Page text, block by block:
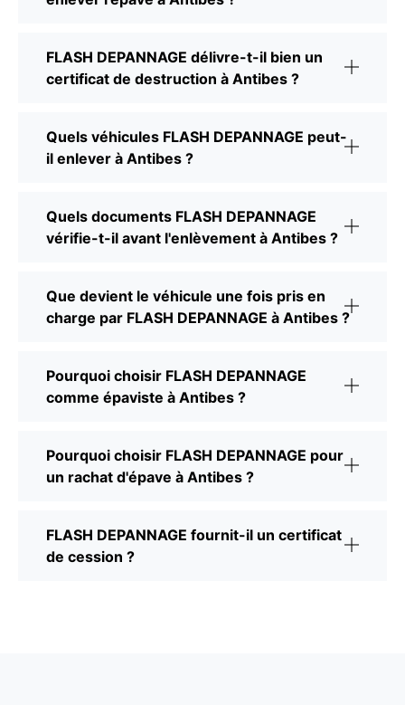
FLASH DEPANNAGE délivre-t-il bien un
certificat de destruction à Antibes ?
Quels véhicules FLASH DEPANNAGE peut-
il enlever à Antibes ?
Quels documents FLASH DEPANNAGE
vérifie-t-il avant l'enlèvement à Antibes ?
Que devient le véhicule une fois pris en
charge par FLASH DEPANNAGE à Antibes ?
Pourquoi choisir FLASH DEPANNAGE
comme épaviste à Antibes ?
Pourquoi choisir FLASH DEPANNAGE pour
un rachat d'épave à Antibes ?
FLASH DEPANNAGE fournit-il un certificat
de cession ?